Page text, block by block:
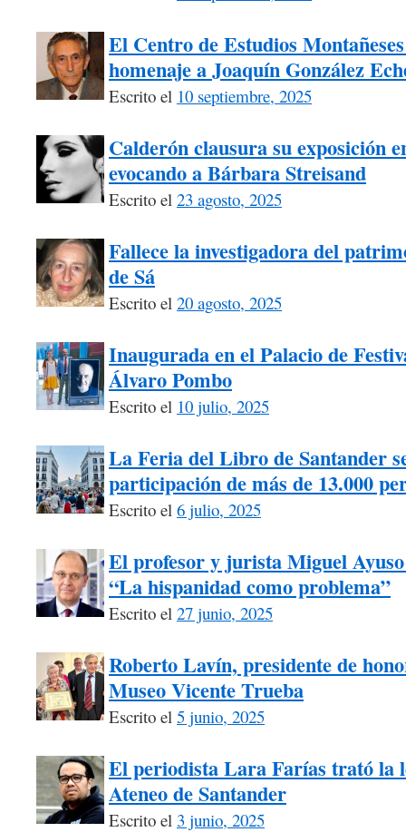
El Centro de Estudios
homenaje a Joaquín González
Escrito el 10 septiembre, 2025
Calderón clausura su exposición
evocando a Bárbara Streisand
Escrito el 23 agosto, 2025
Fallece la investigadora del
de Sá
Escrito el 20 agosto, 2025
Inaugurada en el Palacio de
Álvaro Pombo
Escrito el 10 julio, 2025
La Feria del Libro de Santander
participación de más de 13.000
Escrito el 6 julio, 2025
El profesor y jurista Miguel
“La hispanidad como problema”
Escrito el 27 junio, 2025
Roberto Lavín, presidente de
Museo Vicente Trueba
Escrito el 5 junio, 2025
El periodista Lara Farías trató la
Ateneo de Santander
Escrito el 3 junio, 2025